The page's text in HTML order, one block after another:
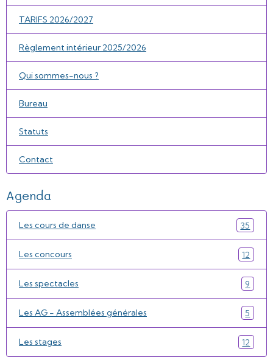
TARIFS 2026/2027
Règlement intérieur 2025/2026
Qui sommes-nous ?
Bureau
Statuts
Contact
Agenda
Les cours de danse 35
Les concours 12
Les spectacles 9
Les AG - Assemblées générales 5
Les stages 12